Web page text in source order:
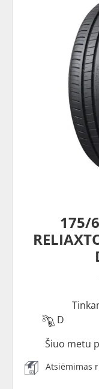
175/
D
Šiuo metu
Atsiėmimas